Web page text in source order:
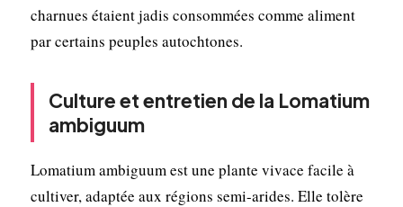
charnues étaient jadis consommées comme aliment
par certains peuples autochtones.
Culture et entretien de la Lomatium
ambiguum
Lomatium ambiguum est une plante vivace facile à
cultiver, adaptée aux régions semi-arides. Elle tolère